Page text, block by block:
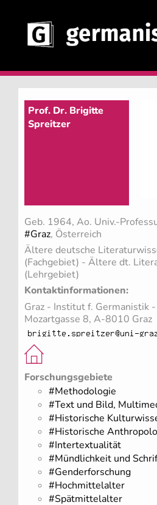
Prof. Dr. Brigitte
Spreitzer
Geb. 1964, Ao. Univ.-
#Graz, Österreich
Ältere deutsche
(Fachgebiet) - Ältere dt.
(Lehrgebiet)
Kontaktinformationen:
Graz - Institut f. Germanistik
Mozartgasse 8, A-8010 Graz
Forschungsgebiete
#Methodologie
#Text und Bild,
#Historische
#Historische
#Intertextualität
#Mündlichkeit und
#Genderforschung
#Hochmittelalter
#Spätmittelalter